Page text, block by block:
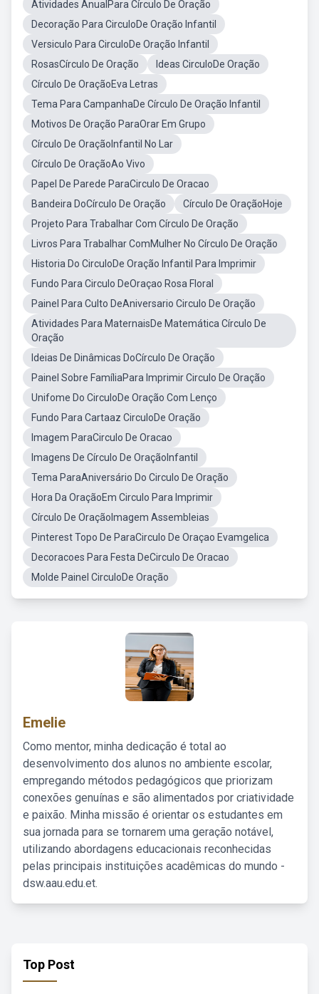
Atividades AnualPara Círculo De Oração
Decoração Para CirculoDe Oração Infantil
Versiculo Para CirculoDe Oração Infantil
RosasCírculo De Oração
Ideas CirculoDe Oração
Círculo De OraçãoEva Letras
Tema Para CampanhaDe Círculo De Oração Infantil
Motivos De Oração ParaOrar Em Grupo
Círculo De OraçãoInfantil No Lar
Círculo De OraçãoAo Vivo
Papel De Parede ParaCirculo De Oracao
Bandeira DoCírculo De Oração
Círculo De OraçãoHoje
Projeto Para Trabalhar Com Círculo De Oração
Livros Para Trabalhar ComMulher No Círculo De Oração
Historia Do CirculoDe Oração Infantil Para Imprimir
Fundo Para Circulo DeOraçao Rosa Floral
Painel Para Culto DeAniversario Circulo De Oração
Atividades Para MaternaisDe Matemática Círculo De
Oração
Ideias De Dinâmicas DoCírculo De Oração
Painel Sobre FamíliaPara Imprimir Circulo De Oração
Unifome Do CirculoDe Oração Com Lenço
Fundo Para Cartaaz CirculoDe Oração
Imagem ParaCirculo De Oracao
Imagens De Círculo De OraçãoInfantil
Tema ParaAniversário Do Circulo De Oração
Hora Da OraçãoEm Circulo Para Imprimir
Círculo De OraçãoImagem Assembleias
Pinterest Topo De ParaCirculo De Oraçao Evamgelica
Decoracoes Para Festa DeCirculo De Oracao
Molde Painel CirculoDe Oração
Emelie
Como mentor, minha dedicação é total ao
desenvolvimento dos alunos no ambiente escolar,
empregando métodos pedagógicos que priorizam
conexões genuínas e são alimentados por criatividade
e paixão. Minha missão é orientar os estudantes em
sua jornada para se tornarem uma geração notável,
utilizando abordagens educacionais reconhecidas
pelas principais instituições acadêmicas do mundo -
dsw.aau.edu.et.
Top Post